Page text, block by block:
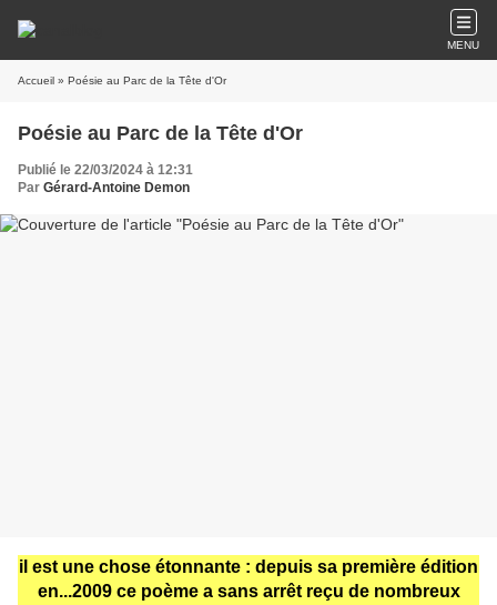
MENU
Accueil » Poésie au Parc de la Tête d'Or
Poésie au Parc de la Tête d'Or
Publié le 22/03/2024 à 12:31
Par Gérard-Antoine Demon
il est une chose étonnante : depuis sa première édition
en...2009 ce poème a sans arrêt reçu de nombreux